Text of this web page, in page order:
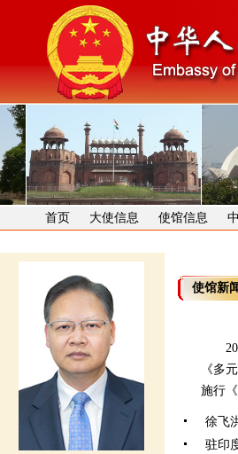
首页 大使信息 使馆信息
使馆新
2026
《多
施行
徐飞
驻印